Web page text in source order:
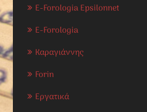
E-Forologia Epsilonnet
E-Forologia
Καραγιάννης
Forin
Εργατικά